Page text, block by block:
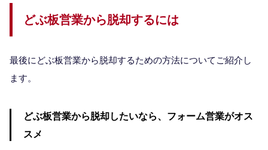
どぶ板営業から脱却するには
最後にどぶ板営業から脱却するための方法についてご紹介し
ます。
どぶ板営業から脱却したいなら、フォーム営業がオス
スメ